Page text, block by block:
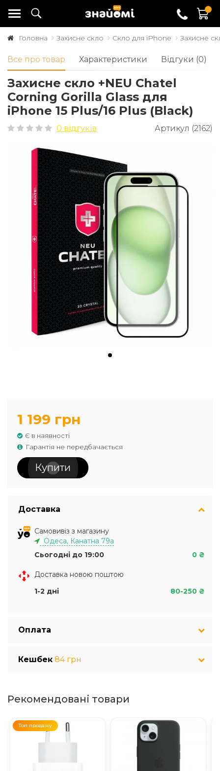
0
Головна Захисне скло Скло для iPhone Захисне
Все про товар Характеристики Відгуки (0)
Захисне скло +NEU Chatel
Corning Gorilla Glass для
iPhone 15 Plus/16 Plus (Black)
0 відгуків Артикул (2162)
1 199 грн
Є в наявності
Гарантія не передбачається
Купити
Доставка
Самовивіз з магазину
Одеса, Канатна 79а
Сьогодні до 19:00
0 ₴
Доставка новою поштою
1-2 дні
80-250 ₴
Оплата
Кешбек 84 грн
Рекомендовані товари
Топ продажу